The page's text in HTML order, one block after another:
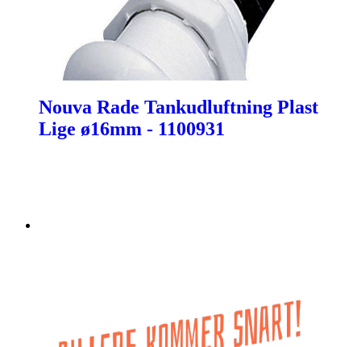
Nouva Rade Tankudluftning Plast
Lige ø16mm - 1100931